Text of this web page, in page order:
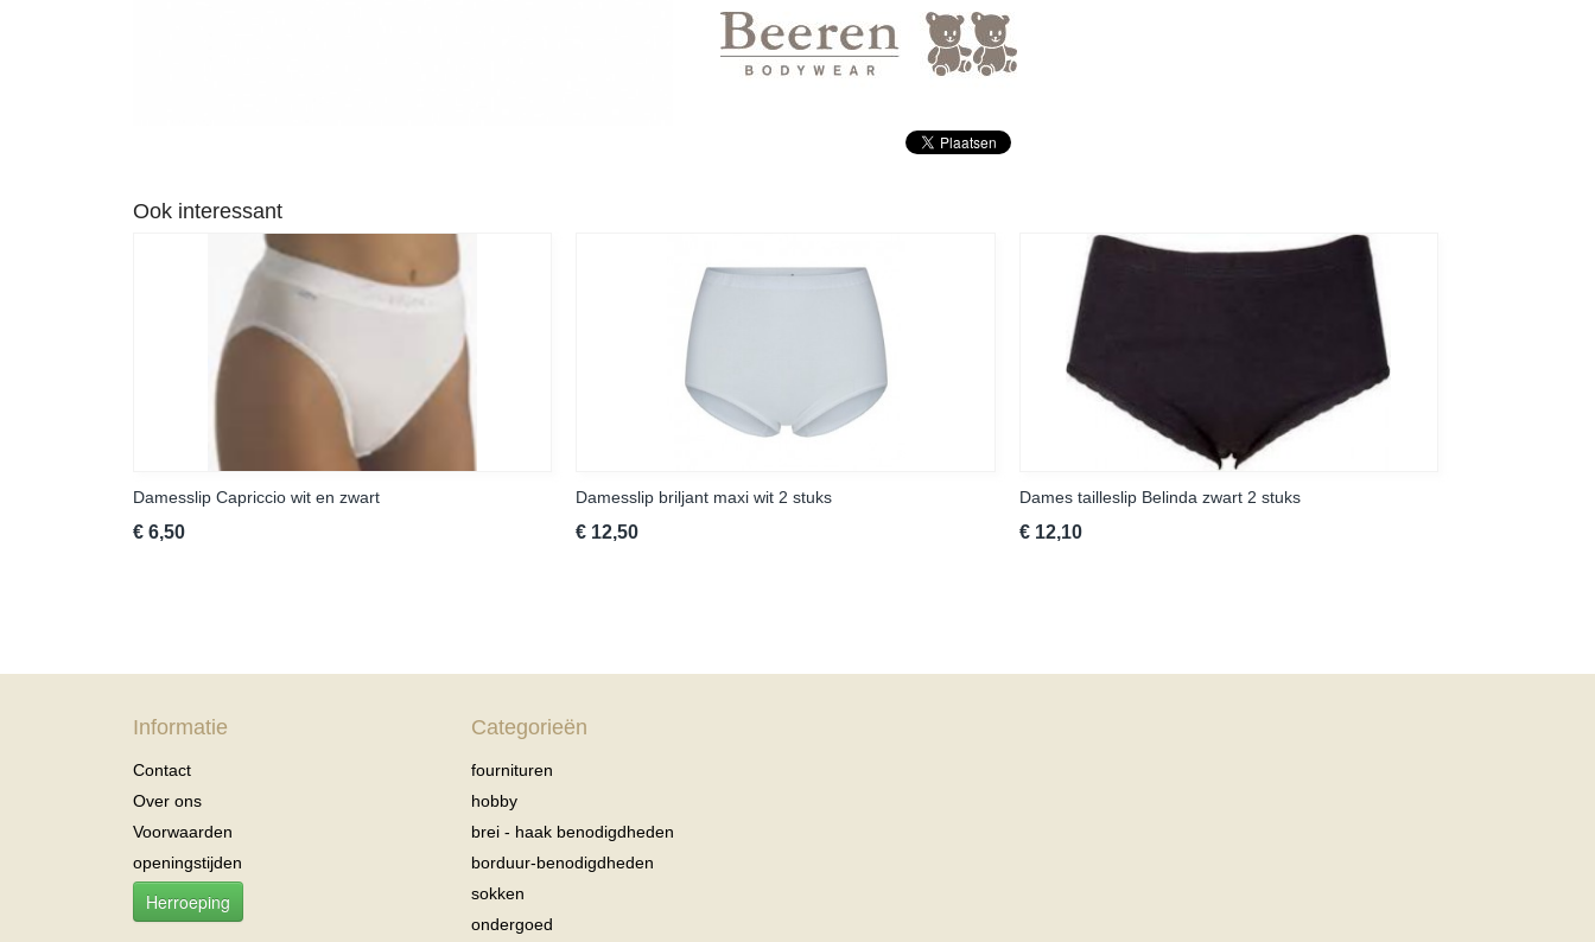
Ook interessant
Damesslip Capriccio wit en zwart
€ 6,50
Damesslip briljant maxi wit 2 stuks
€ 12,50
Dames tailleslip Belinda zwart 2 stuks
€ 12,10
Informatie
Contact
Over ons
Voorwaarden
openingstijden
Herroeping
Categorieën
fournituren
hobby
brei - haak benodigdheden
borduur-benodigdheden
sokken
ondergoed